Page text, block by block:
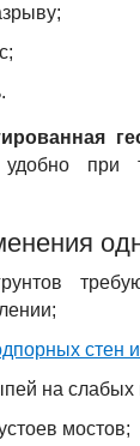
при
стен
на слабых
мостов;